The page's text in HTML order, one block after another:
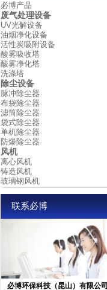
必博产品
废气处理设备
UV光解设备
油烟净化设备
活性炭吸附设备
酸雾吸收塔
酸雾净化塔
洗涤塔
除尘设备
脉冲除尘器
布袋除尘器
滤筒除尘器
袋式除尘器
单机除尘器
防爆除尘器
风机
离心风机
铸造风机
玻璃钢风机
联系必博
必博环保科技（昆山）有限公司